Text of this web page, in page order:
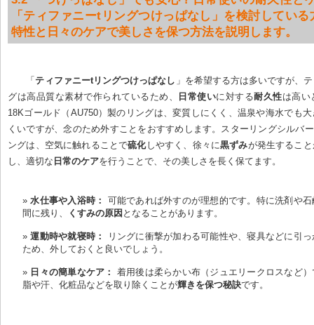
「ティファニーtリングつけっぱなし」を検討してい
特性と日々のケアで美しさを保つ方法を説明します。
「ティファニーtリングつけっぱなし 」を希望する方は多いですが、
グは高品質な素材で作られているため、
日常使いに対する耐久性は高い
18Kゴールド（AU750）製のリングは、変質しにくく、温泉や海水でも
くいですが、念のため外すことをおすすめします。スターリングシルバ
ングは、空気に触れることで硫化しやすく、徐々に黒ずみが発生するこ
し、適切な 日常のケアを行うことで、その美しさを長く保てます。
水仕事や入浴時：
可能であれば外すのが理想的です。特に洗剤や
間に残り、
くすみの原因 となることがあります。
運動時や就寝時：
リングに衝撃が加わる可能性や、寝具などに引
ため、外しておくと良いでしょう。
日々の簡単なケア：
着用後は柔らかい布（ジュエリークロスなど
脂や汗、化粧品などを取り除くことが輝きを保つ秘訣です。